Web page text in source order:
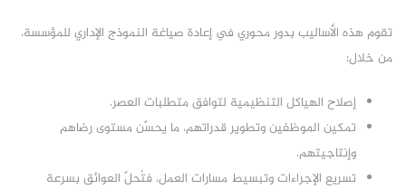
تقوم هذه الأساليب بدور محوري في إعادة صياغة النموذج الإداري للمؤسسة،
من خلال:
إصلاح الهياكل التنظيمية لتوافق متطلبات العصر.
تمكين الموظفين وتطوير قدراتهم، ما يحسّن مستوى رضاهم
وإنتاجيتهم.
تسريع الإجراءات وتبسيط مسارات العمل، فتُحلّ العوائق بسرعة